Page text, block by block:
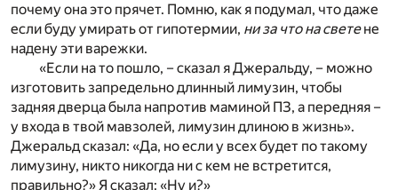
почему она это прячет. Помню, как я подумал, что даже
если буду умирать от гипотермии, ни за что на светене
надену эти варежки.
«Если на то пошло, – сказал я Джеральду, – можно
изготовить запредельно длинный лимузин, чтобы
задняя дверца была напротив маминой ПЗ, а передняя –
у входа в твой мавзолей, лимузин длиною в жизнь».
Джеральд сказал: «Да, но если у всех будет по такому
лимузину, никто никогда ни с кем не встретится,
правильно?» Я сказал: «Ну и?»